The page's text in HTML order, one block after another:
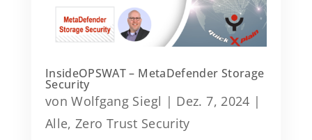
InsideOPSWAT – MetaDefender Storage
Security
vonWolfgang Siegl | Dez. 7, 2024 |
Alle, Zero Trust Security